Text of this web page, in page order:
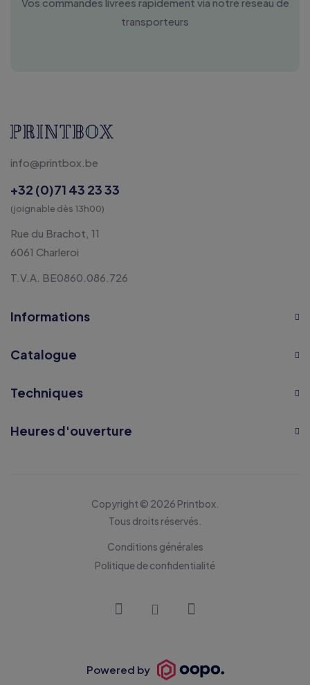
transporteurs
info@printbox.be
+32 (0)71 43 23 33
(joignable dès 13h00)
Rue du Brachot, 11
6061 Charleroi
T.V.A. BE0860.086.726
Informations
Catalogue
Techniques
Heures d'ouverture
Copyright © 2026 Printbox.
Tous droits réservés.
Conditions générales
Politique de confidentialité
Powered by